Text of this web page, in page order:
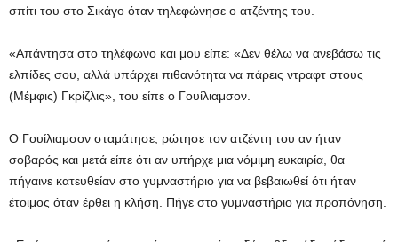
σπίτι του στο Σικάγο όταν τηλεφώνησε ο ατζέντης του.
«Απάντησα στο τηλέφωνο και μου είπε: «Δεν θέλω να ανεβάσω τις
ελπίδες σου, αλλά υπάρχει πιθανότητα να πάρεις ντραφτ στους
(Μέμφις) Γκρίζλις», του είπε ο Γουίλιαμσον.
Ο Γουίλιαμσον σταμάτησε, ρώτησε τον ατζέντη του αν ήταν
σοβαρός και μετά είπε ότι αν υπήρχε μια νόμιμη ευκαιρία, θα
πήγαινε κατευθείαν στο γυμναστήριο για να βεβαιωθεί ότι ήταν
έτοιμος όταν έρθει η κλήση. Πήγε στο γυμναστήριο για προπόνηση.